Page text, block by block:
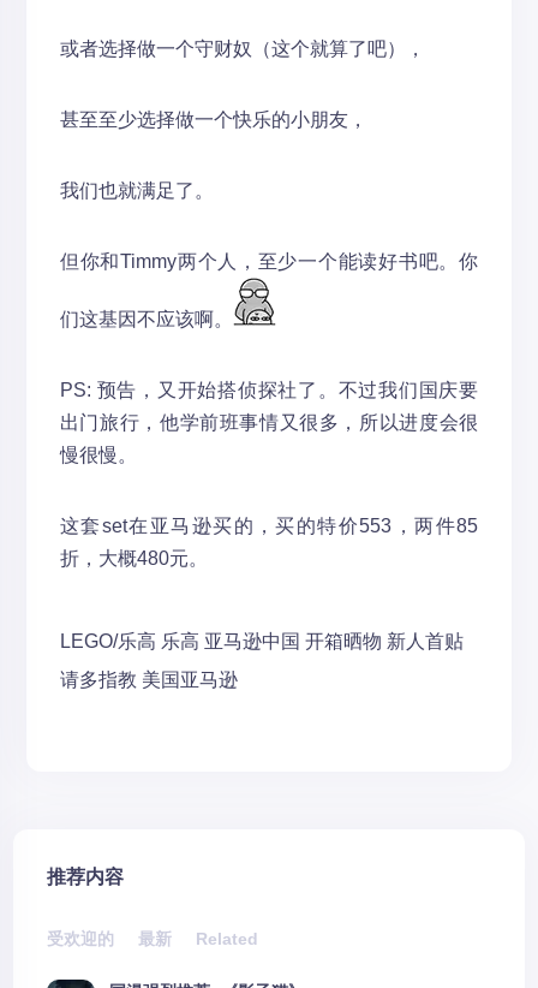
或者选择做一个守财奴（这个就算了吧），
甚至至少选择做一个快乐的小朋友，
我们也就满足了。
但你和Timmy两个人，至少一个能读好书吧。你
们这基因不应该啊。
PS: 预告，又开始搭侦探社了。不过我们国庆要
出门旅行，他学前班事情又很多，所以进度会很
慢很慢。
这套set在亚马逊买的，买的特价553，两件85
折，大概480元。
LEGO/乐高 乐高 亚马逊中国 开箱晒物 新人首贴
请多指教 美国亚马逊
推荐内容
受欢迎的 最新 Related